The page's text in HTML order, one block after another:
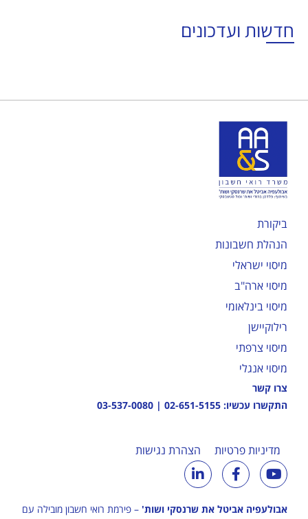
חדשות ועדכונים
ביקורת
הנהלת חשבונות
מיסוי ישראלי
מיסוי ארה"ב
מיסוי בינלאומי
רילוקיישן
מיסוי צרפתי
מיסוי אנגלי
צרו קשר
התקשרו עכשיו: 02-651-5155
|
03-537-0080
מדיניות פרטיות הצהרת נגישות
אבולעפיה אביטל את שרנסקי ושות' – פירמת רואי חשבון מובילה עם